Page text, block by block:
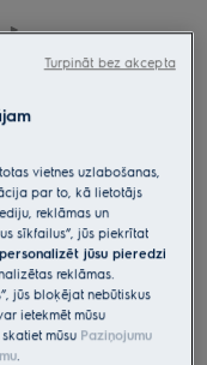
cm
informācijas lapa
pielāgo tvaika
no plīts virsmas
gaisu virtuvē.
vietnes uzlabošanas,
par to, kā lietotājs
reklāmas un
sīkfailus”, jūs piekrītat
personalizēt jūsu pieredzi
reklāmas.
jūs bloķējat nebūtiskus
ietekmēt mūsu
mūsu Paziņojumu
Turpināt bez akcepta